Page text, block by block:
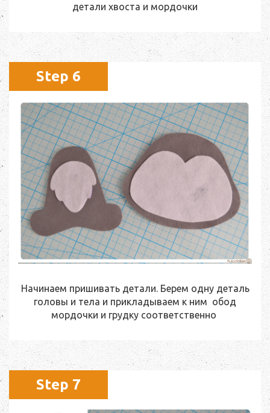
детали хвоста и мордочки
Step 6
Начинаем пришивать детали. Берем одну деталь
головы и тела и прикладываем к ним обод
мордочки и грудку соответственно
Step 7